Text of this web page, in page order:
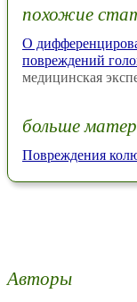
похожие
О
повреждений
медицинская
больше
Повреждения
Авторы